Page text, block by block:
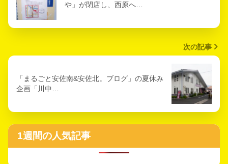
や」が閉店し、西原へ…
次の記事
「まるごと安佐南&安佐北。ブログ」の夏休み
企画「川中…
1週間の人気記事